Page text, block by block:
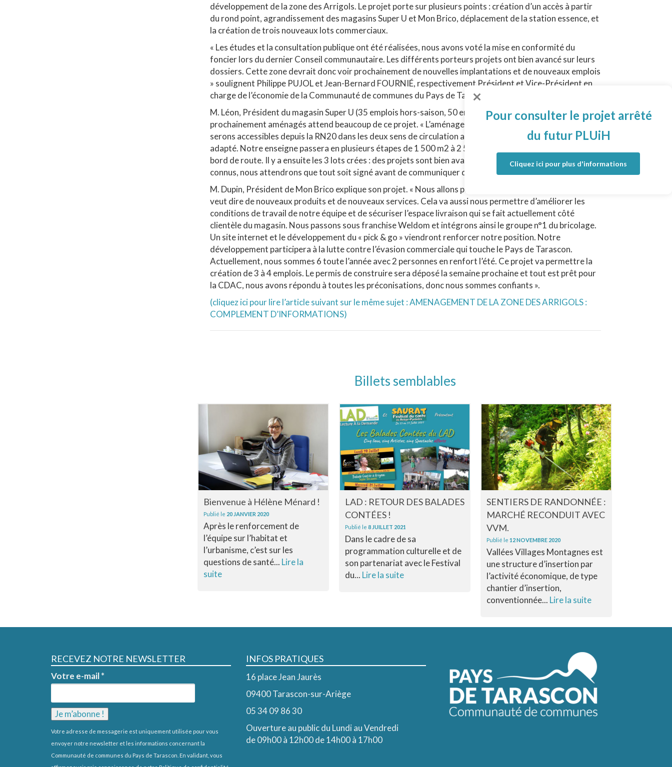
développement de la zone des Arrigols. Le projet porte sur plusieurs points : création d’un accès à partir
du rond point, agrandissement des magasins Super U et Mon Brico, déplacement de la station essence, et
la création de trois nouveaux lots commerciaux.
« Les études et la consultation publique ont été réalisées, nous avons voté la mise en conformité du
foncier lors du dernier Conseil communautaire. Les différents porteurs projets ont bien avancé sur leurs
dossiers. Cette zone devrait donc voir prochainement de nouvelles implantations et de nouveaux emplois
» soulignent Philippe PUJOL et Jean-Bernard FOURNIÉ, respectivement Président et Vice-Président en
charge de l’économie de la Communauté de communes du Pays de Tarascon.
M. Léon, Président du magasin Super U (35 emplois hors-saison, 50 en été) et propriétaire des terrains
prochainement aménagés attend beaucoup de ce projet. « L’aménagement des accès est essentiel : nous
serons accessibles depuis la RN20 dans les deux sens de circulation avec un parking plus grand et plus
adapté. Notre enseigne passera en plusieurs étapes de 1 500 m2 à 2 500 m2. La station essence sera en
bord de route. Il y a ensuite les 3 lots crées : des projets sont bien avancés et même si certains sont déjà
connus, nous attendrons que tout soit signé avant de communiquer dessus ».
M. Dupin, Président de Mon Brico explique son projet. « Nous allons passer de 800 m2 à 1400 m2, ce qui
veut dire de nouveaux produits et de nouveaux services. Cela va aussi nous permettre d’améliorer les
conditions de travail de notre équipe et de sécuriser l’espace livraison qui se fait actuellement côté
clientèle du magasin. Nous passons sous franchise Weldom et intégrons ainsi le groupe n°1 du bricolage.
Un site internet et le développement du « pick & go » viendront renforcer notre position. Notre
développement participera à la lutte contre l’évasion commerciale qui touche le Pays de Tarascon.
Actuellement, nous sommes 6 toute l’année avec 2 personnes en renfort l’été. Ce projet va permettre la
création de 3 à 4 emplois. Le permis de construire sera déposé la semaine prochaine et tout est prêt pour
la CDAC, nous avons répondu à toutes les préconisations, donc nous sommes confiants ».
(cliquez ici pour lire l’article suivant sur le même sujet : AMENAGEMENT DE LA ZONE DES ARRIGOLS :
COMPLEMENT D’INFORMATIONS)
Billets semblables
Bienvenue à Hélène Ménard !
Publié le 20 JANVIER 2020
Après le renforcement de
l’équipe sur l’habitat et
l’urbanisme, c’est sur les
questions de santé... Lire la
suite
LAD : RETOUR DES BALADES
CONTÉES !
Publié le 8 JUILLET 2021
Dans le cadre de sa
programmation culturelle et de
son partenariat avec le Festival
du... Lire la suite
SENTIERS DE RANDONNÉE :
MARCHÉ RECONDUIT AVEC
VVM.
Publié le12 NOVEMBRE 2020
Vallées Villages Montagnes est
une structure d’insertion par
l’activité économique, de type
chantier d’insertion,
conventionnée... Lire la suite
RECEVEZ NOTRE NEWSLETTER
Votre e-mail*
Votre adresse de messagerie est uniquement utilisée pour vous
envoyer notre newsletter et les informations concernant la
Communauté de communes du Pays de Tarascon. En validant, vous
INFOS PRATIQUES
16 place Jean Jaurès
09400 Tarascon-sur-Ariège
05 34 09 86 30
Ouverture au public du Lundi au Vendredi
de 09h00 à 12h00 de 14h00 à 17h00
Pour consulter le projet arrêté
du futur PLUiH
Cliquez ici pour plus d'informations